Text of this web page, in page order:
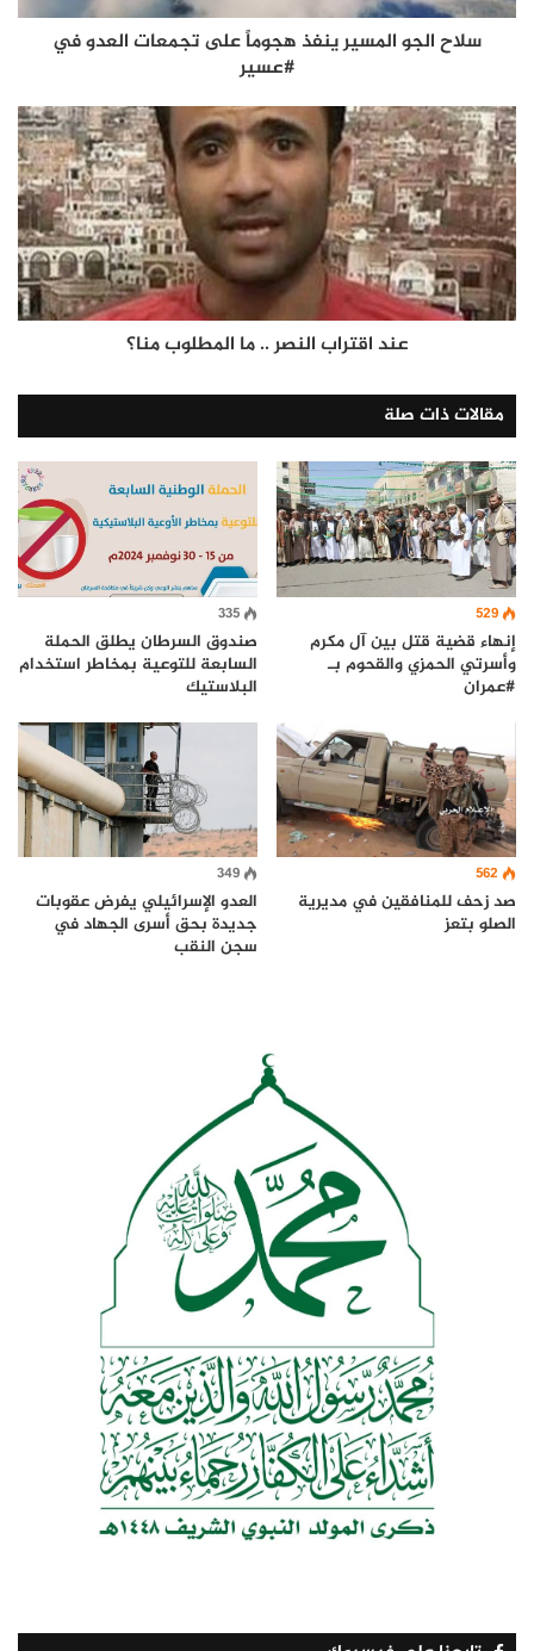
سلاح الجو المسير ينفذ هجوماً على تجمعات العدو في
#عسير
عند اقتراب النصر .. ما المطلوب منا؟
مقالات ذات صلة
529
إنهاء قضية قتل بين آل مكرم
وأسرتي الحمزي والقحوم بـ
#عمران
335
صندوق السرطان يطلق الحملة
السابعة للتوعية بمخاطر استخدام
البلاستيك
562
صد زحف للمنافقين في مديرية
الصلو بتعز
349
العدو الإسرائيلي يفرض عقوبات
جديدة بحق أسرى الجهاد في
سجن النقب